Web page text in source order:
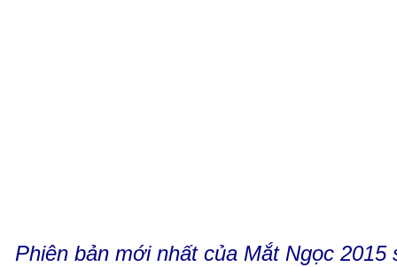
Phiên bản mới nhất của Mắt Ngọc 2015